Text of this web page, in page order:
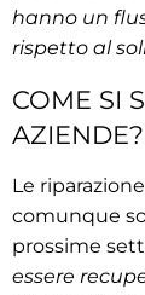
hanno un
rispetto al
COME SI
AZIENDE?
Le
comunque
prossime
essere